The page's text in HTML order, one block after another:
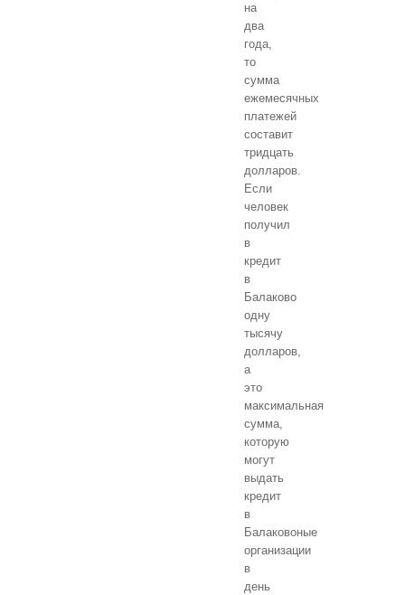
на
два
года,
то
сумма
ежемесячных
платежей
составит
тридцать
долларов.
Если
человек
получил
в
кредит
в
Балаково
одну
тысячу
долларов,
а
это
максимальная
сумма,
которую
могут
выдать
кредит
в
Балаковоные
организации
в
день